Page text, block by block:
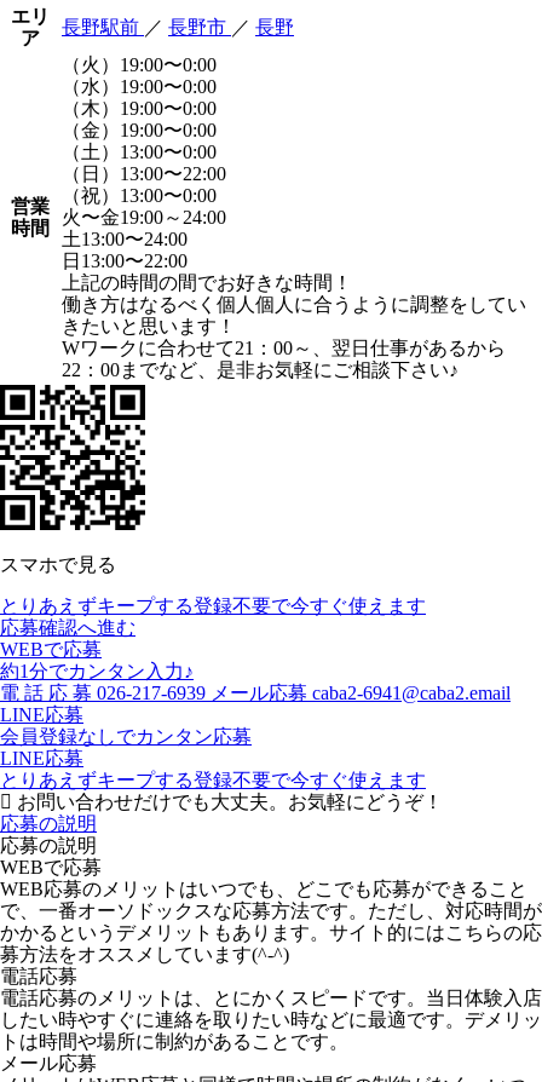
エリ
ア
長野駅前 ／ 長野市 ／ 長野
営業
時間
（火）19:00〜0:00
（水）19:00〜0:00
（木）19:00〜0:00
（金）19:00〜0:00
（土）13:00〜0:00
（日）13:00〜22:00
（祝）13:00〜0:00
火〜金19:00～24:00
土13:00〜24:00
日13:00〜22:00
上記の時間の間でお好きな時間！
働き方はなるべく個人個人に合うように調整をしてい
きたいと思います！
Wワークに合わせて21：00～、翌日仕事があるから
22：00までなど、是非お気軽にご相談下さい♪
スマホで見る
とりあえずキープする登録不要で今すぐ使えます
応募確認へ進む
WEBで応募
約1分でカンタン入力♪
電 話 応 募 026-217-6939 メール応募 caba2-6941@caba2.email
LINE応募
会員登録なしでカンタン応募
LINE応募
とりあえずキープする登録不要で今すぐ使えます
お問い合わせだけでも大丈夫。お気軽にどうぞ！
応募の説明
応募の説明
WEBで応募
WEB応募のメリットはいつでも、どこでも応募ができること
で、一番オーソドックスな応募方法です。ただし、対応時間が
かかるというデメリットもあります。サイト的にはこちらの応
募方法をオススメしています(^-^)
電話応募
電話応募のメリットは、とにかくスピードです。当日体験入店
したい時やすぐに連絡を取りたい時などに最適です。デメリッ
トは時間や場所に制約があることです。
メール応募